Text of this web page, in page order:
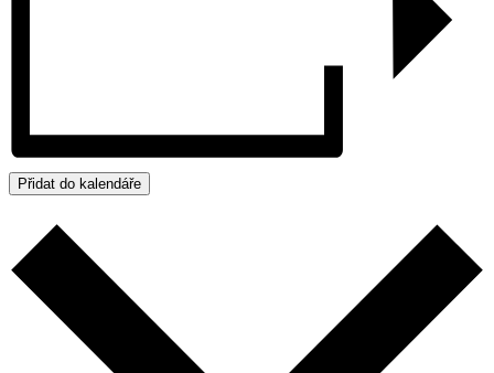
Přidat do kalendáře